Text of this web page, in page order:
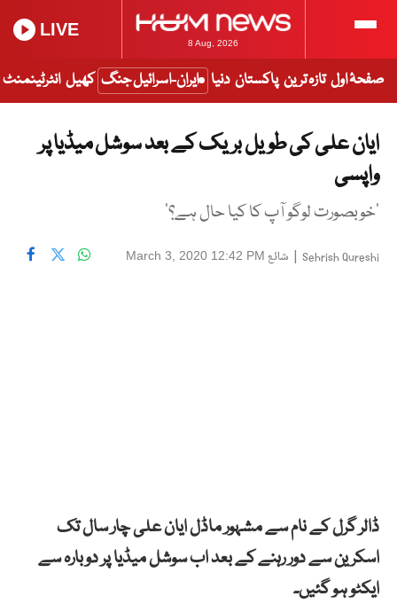
8 Aug, 2026
LIVE
صفحۂ اول تازہ ترین پاکستان دنیا ایران-اسرائیل جنگ کھیل انٹرٹینمنٹ
ایان علی کی طویل بریک کے بعد سوشل میڈیا پر
واپسی
’خوبصورت لوگو آپ کا کیا حال ہے؟‘
Sehrish Qureshi
| شائع March 3, 2020 12:42 PM
ڈالر گرل کے نام سے مشہور ماڈل ایان علی چار سال تک
اسکرین سے دور رہنے کے بعد اب سوشل میڈیا پر دوبارہ سے
ایکٹو ہو گئیں۔